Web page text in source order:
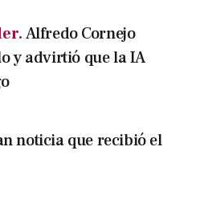
Alfredo Cornejo
y advirtió que la IA
noticia que recibió el